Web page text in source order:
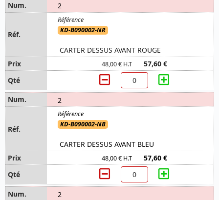
2
KD-B090002-NR
CARTER DESSUS AVANT ROUGE
48,00 € H.T 57,60 €
2
KD-B090002-NB
CARTER DESSUS AVANT BLEU
48,00 € H.T 57,60 €
2